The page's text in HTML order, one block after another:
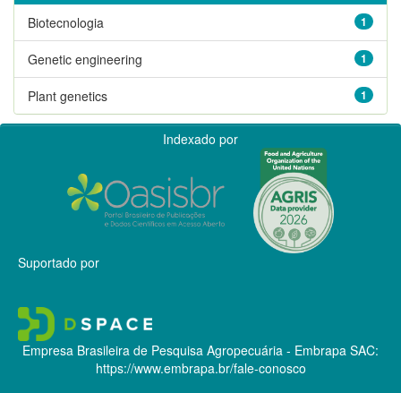
1
Biotecnologia
1
Genetic engineering
1
Plant genetics
Indexado por
Suportado por
Empresa Brasileira de Pesquisa Agropecuária - Embrapa SAC:
https://www.embrapa.br/fale-conosco